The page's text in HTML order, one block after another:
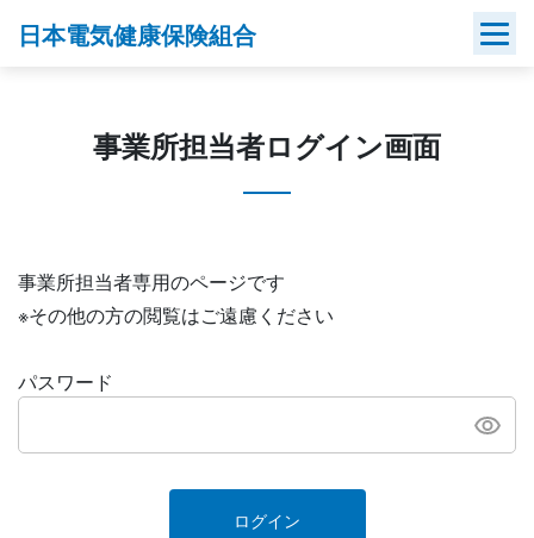
日本電気健康保険組合
事業所担当者ログイン画面
事業所担当者専用のページです
※その他の方の閲覧はご遠慮ください
パスワード
ログイン